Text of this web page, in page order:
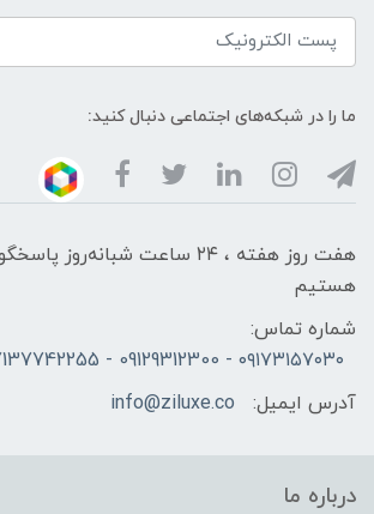
ما را در شبکه‌های اجتماعی دنبال کنید:
هفت روز هفته ، ۲۴ ساعت شبانه‌روز
هستیم
شماره تماس:
۰۹۱۷۳۱۵۷۰۳۰ - 09129312300 - 07137742255
آدرس ایمیل:
info@ziluxe.co
درباره ما